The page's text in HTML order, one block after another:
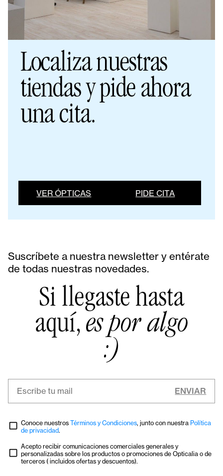
Localiza nuestras
tiendas y pide ahora
una cita.
VER ÓPTICAS PIDE CITA
Suscríbete a nuestra newsletter y entérate
de todas nuestras novedades.
Si llegaste hasta
aquí, es por algo
:)
ENVIAR
Conoce nuestros Términos y Condiciones, junto con nuestra Política
de privacidad.
Acepto recibir comunicaciones comerciales generales y
personalizadas sobre los productos o promociones de Opticalia o de
terceros ( incluidos ofertas y descuentos).